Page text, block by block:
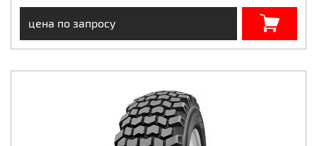
цена по запросу